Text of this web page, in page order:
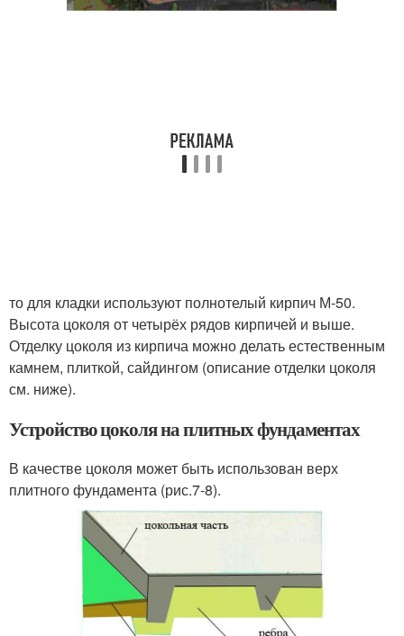
то для кладки используют полнотелый кирпич М-50.
Высота цоколя от четырёх рядов кирпичей и выше.
Отделку цоколя из кирпича можно делать естественным
камнем, плиткой, сайдингом (описание отделки цоколя
см. ниже).
Устройство цоколя на плитных фундаментах
В качестве цоколя может быть использован верх
плитного фундамента (рис.7-8).